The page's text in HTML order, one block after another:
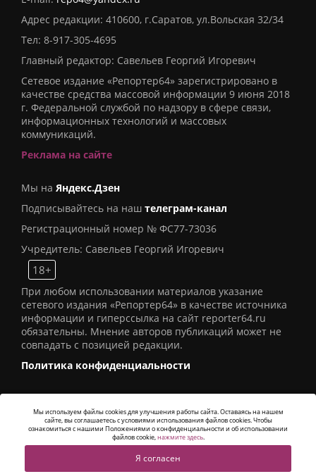
Адрес редакции: 410600, г.Саратов, ул.Вольская 32/34
Тел: 8-917-305-4695
Главный редактор: Савельев Георгий Игоревич
Сетевое издание «Репортер64» зарегистрировано в
качестве средства массовой информации 9 июня 2018
г. Федеральной службой по надзору в сфере связи,
информационных технологий и массовых
коммуникаций.
Реклама на сайте
Мы на Яндекс.Дзен
Подписывайтесь на наш телеграм-канал
Регистрационный номер № ФС77-73036
Учредитель: Савельев Георгий Игоревич
18+
При любом использовании материалов указание
сетевого издания «Репортер64» в качестве источника
информации и гиперссылка на сайт reporter64.ru
обязательны. Мнение авторов публикаций может не
совпадать с позицией редакции.
Политика конфиденциальности
© 2016СИ «Репортер64». Все права защищены -
Alatis Studio
Мы используем файлы cookies для улучшения работы сайта. Оставаясь на нашем
сайте, вы соглашаетесь с условиями использования файлов cookies. Чтобы
ознакомиться с нашими Положениями о конфиденциальности и об использовании
файлов cookie,нажмите здесь.
Я согласен